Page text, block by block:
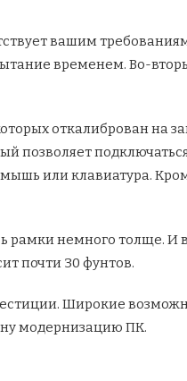
вашим
временем. Во-
откалиброван на
позволяет
или клавиатура.
рамки немного толще. И
почти 30 фунтов.
Широкие
модернизацию ПК.